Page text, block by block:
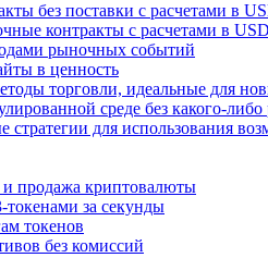
без поставки с расчетами в
контракты с расчетами в
рыночных событий
в ценность
торговли, идеальные для
среде без какого-либо
стратегии для использования
и продажа криптовалюты
за секунды
токенов
без комиссий